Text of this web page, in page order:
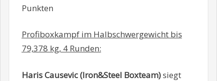
Punkten
Profiboxkampf im Halbschwergewicht bis
79,378 kg, 4 Runden:
Haris Causevic (Iron&Steel Boxteam)siegt